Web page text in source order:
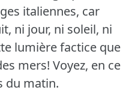
italiennes, car
ni jour, ni soleil, ni
lumière factice que
mers! Voyez, en ce
du matin.